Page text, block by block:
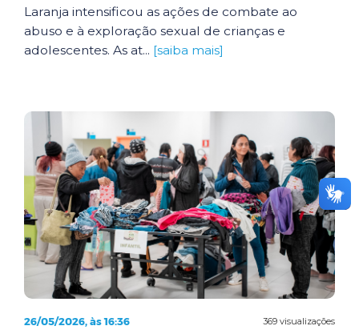
Laranja intensificou as ações de combate ao
abuso e à exploração sexual de crianças e
adolescentes. As at... [saiba mais]
369 visualizações
26/05/2026, às 16:36